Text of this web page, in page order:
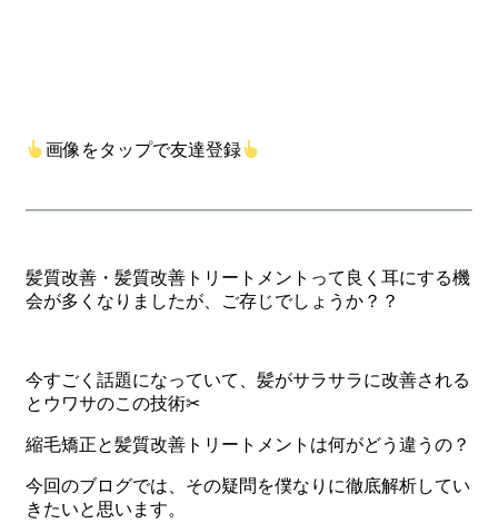
画像をタップで友達登録
髪質改善・髪質改善トリートメントって良く耳にする機
会が多くなりましたが、ご存じでしょうか？？
今すごく話題になっていて、髪がサラサラに改善される
とウワサのこの技術✂
縮毛矯正と髪質改善トリートメントは何がどう違うの？
今回のブログでは、その疑問を僕なりに徹底解析してい
きたいと思います。